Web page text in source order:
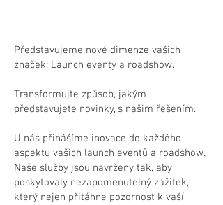
Představujeme nové dimenze vašich
značek: Launch eventy a roadshow.
Transformujte způsob, jakým
představujete novinky, s našim řešením.
U nás přinášíme inovace do každého
aspektu vašich launch eventů a roadshow.
Naše služby jsou navrženy tak, aby
poskytovaly nezapomenutelný zážitek,
který nejen přitáhne pozornost k vaší